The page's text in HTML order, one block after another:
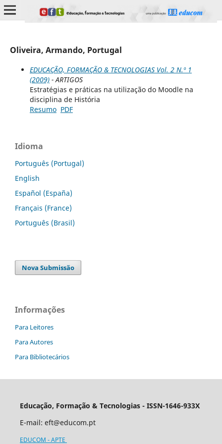
Oliveira, Armando, Portugal
EDUCAÇÃO, FORMAÇÃO & TECNOLOGIAS Vol. 2 N.º 1
(2009)- ARTIGOS
Estratégias e práticas na utilização do Moodle na
disciplina de História
Resumo PDF
Idioma
Português (Portugal)
English
Español (España)
Français (France)
Português (Brasil)
Nova Submissão
Informações
Para Leitores
Para Autores
Para Bibliotecários
Educação, Formação & Tecnologias - ISSN-1646-933X
E-mail: eft@educom.pt
EDUCOM - APTE